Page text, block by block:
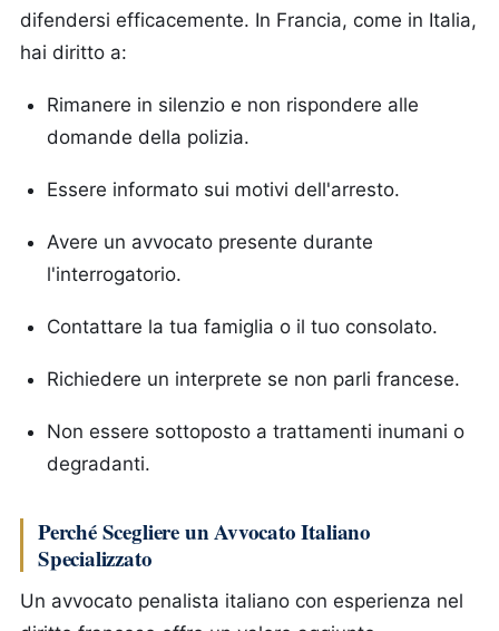
difendersi efficacemente. In Francia, come in Italia,
hai diritto a:
Rimanere in silenzio e non rispondere alle
domande della polizia.
Essere informato sui motivi dell'arresto.
Avere un avvocato presente durante
l'interrogatorio.
Contattare la tua famiglia o il tuo consolato.
Richiedere un interprete se non parli francese.
Non essere sottoposto a trattamenti inumani o
degradanti.
Perché Scegliere un Avvocato Italiano
Specializzato
Un avvocato penalista italiano con esperienza nel